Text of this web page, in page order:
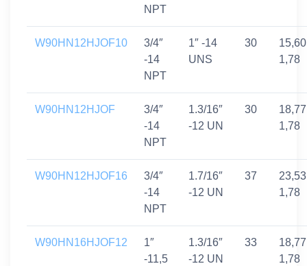
NPT
W90HN12HJOF10
3/4″
-14
NPT
1″ -14
UNS
30
1,78
W90HN12HJOF
3/4″
-14
NPT
1.3/16″
-12 UN
30
1,78
W90HN12HJOF16
3/4″
-14
NPT
1.7/16″
-12 UN
37
1,78
W90HN16HJOF12
1″
-11,5
1.3/16″
-12 UN
33
1,78